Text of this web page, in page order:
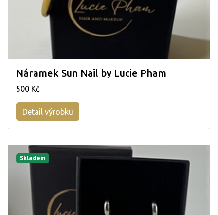
Náramek Sun Nail by Lucie Pham
500 Kč
Detail výrobku
Skladem